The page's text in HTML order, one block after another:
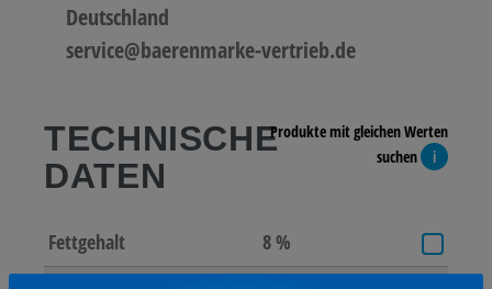
Deutschland
service@baerenmarke-vertrieb.de
TECHNISCHE
DATEN
Produkte mit gleichen Werten
suchen
i
Fettgehalt
8 %